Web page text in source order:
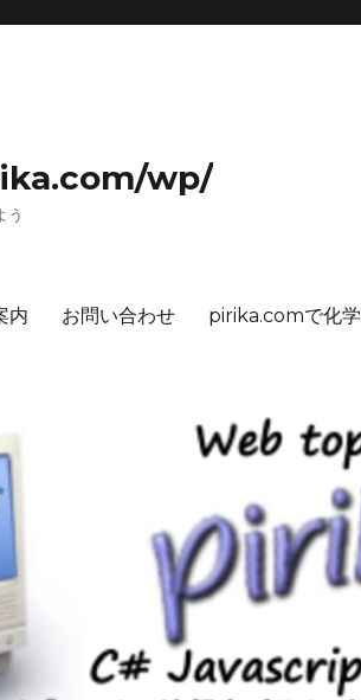
wp/
う
内 お問い合わせ pirika.comで化学